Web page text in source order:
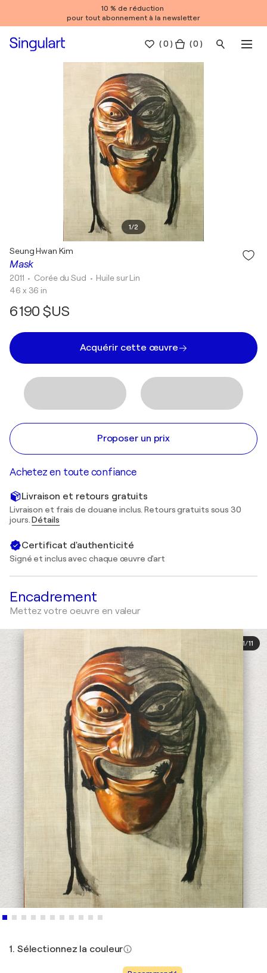
10 % de réduction
pour tout abonnement à la newsletter
(0 ) ( 0 )
1/2
Mask
Seung Hwan Kim
2011 • Corée du Sud • Huile sur Lin
46 x 36 in
6 190 $US
Acquérir cette œuvre
Proposer un prix
Achetez en toute confiance
Livraison et retours gratuits
Livraison et frais de douane inclus. Retours gratuits sous 30
jours.Détails
Certificat d'authenticité
Signé et inclus avec chaque œuvre d'art
Encadrement
Mettez votre oeuvre en valeur
1/11
1. Sélectionnez la couleur